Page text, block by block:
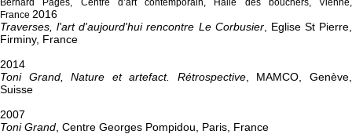
France 2016
Traverses, l'art d'aujourd'hui rencontre Le Corbusier, Eglise St Pierre,
Firminy, France
2014
Toni Grand, Nature et artefact. Rétrospective, MAMCO, Genève,
Suisse
2007
Toni Grand , Centre Georges Pompidou, Paris, France